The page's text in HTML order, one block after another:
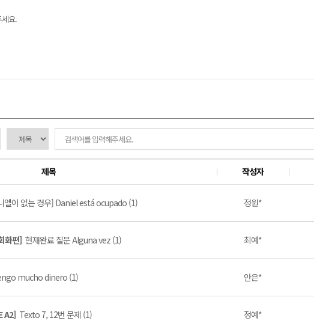
요.
제목 작성자
엘이 없는 경우] Daniel está ocupado (1) 정원*
화편] 현재완료 질문 Alguna vez (1) 최예*
mucho dinero (1) 안은*
A2] Texto 7, 12번 문제 (1) 정예*